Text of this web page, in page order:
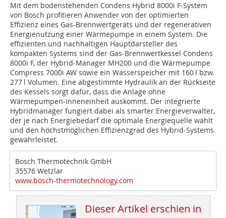
Mit dem bodenstehenden Condens Hybrid 8000i F-System
von Bosch profitieren Anwender von der optimierten
Effizienz eines Gas-Brennwertgeräts und der regenerativen
Energienutzung einer Wärmepumpe in einem System. Die
effizienten und nachhaltigen Hauptdarsteller des
kompakten Systems sind der Gas-Brennwertkessel Condens
8000i F, der Hybrid-Manager MH200 und die Wärmepumpe
Compress 7000i AW sowie ein Wasserspeicher mit 160 l bzw.
277 l Volumen. Eine abgestimmte Hydraulik an der Rückseite
des Kessels sorgt dafür, dass die Anlage ohne
Wärmepumpen-Inneneinheit auskommt. Der integrierte
Hybridmanager fungiert dabei als smarter Energieverwalter,
der je nach Energiebedarf die optimale Energiequelle wählt
und den höchstmöglichen Effizienzgrad des Hybrid-Systems
gewährleistet.
Bosch Thermotechnik GmbH
35576 Wetzlar
www.bosch-thermotechnology.com
Dieser Artikel erschien in